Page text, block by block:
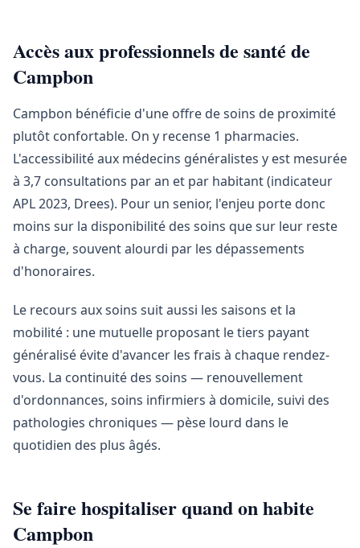
Accès aux professionnels de santé de
Campbon
Campbon bénéficie d'une offre de soins de proximité
plutôt confortable. On y recense 1 pharmacies.
L'accessibilité aux médecins généralistes y est mesurée
à 3,7 consultations par an et par habitant (indicateur
APL 2023, Drees). Pour un senior, l'enjeu porte donc
moins sur la disponibilité des soins que sur leur reste
à charge, souvent alourdi par les dépassements
d'honoraires.
Le recours aux soins suit aussi les saisons et la
mobilité : une mutuelle proposant le tiers payant
généralisé évite d'avancer les frais à chaque rendez-
vous. La continuité des soins — renouvellement
d'ordonnances, soins infirmiers à domicile, suivi des
pathologies chroniques — pèse lourd dans le
quotidien des plus âgés.
Se faire hospitaliser quand on habite
Campbon